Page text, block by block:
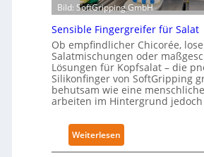
Bild: SoftGripping GmbH
Sensible Fingergreifer für Salat
Ob empfindlicher Chicorée, lose
Salatmischungen oder
Lösungen für Kopfsalat – die
Silikonfinger von SoftGripping
behutsam wie eine
arbeiten im Hintergrund
Weiterlesen:
S